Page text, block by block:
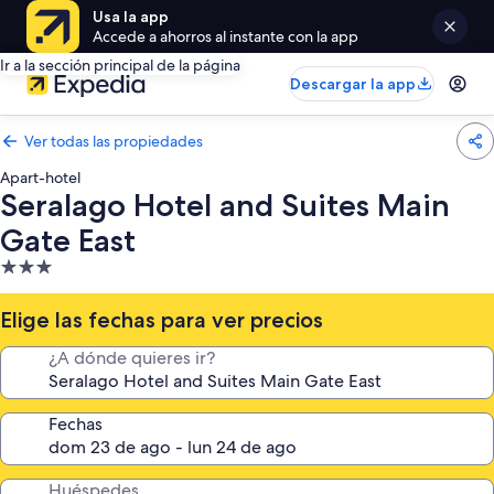
Usa la app
Accede a ahorros al instante con la app
Ir a la sección principal de la página
Descargar la app
Ver todas las propiedades
Apart-hotel
Seralago Hotel and Suites Main
Gate East
Propiedad
de
3.0
estrellas
Elige las fechas para ver precios
¿A dónde quieres ir?
Fechas